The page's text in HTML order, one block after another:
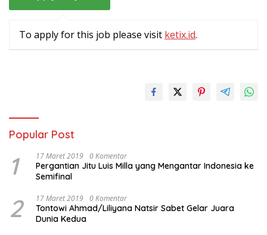
To apply for this job please visit ketix.id.
Popular Post
1 17 Maret 2019 0 Komentar
Pergantian Jitu Luis Milla yang Mengantar Indonesia ke
Semifinal
2 17 Maret 2019 0 Komentar
Tontowi Ahmad/Liliyana Natsir Sabet Gelar Juara
Dunia Kedua